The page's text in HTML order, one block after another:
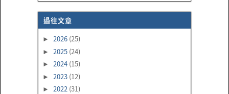
過往文章
► 2026 (25)
► 2025 (24)
► 2024 (15)
► 2023 (12)
► 2022 (31)